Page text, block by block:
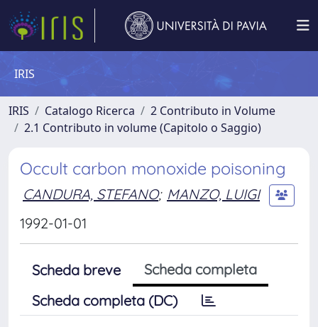
IRIS
IRIS Catalogo Ricerca
2 Contributo in Volume
2.1 Contributo in volume (Capitolo o Saggio)
Occult carbon monoxide poisoning
CANDURA, STEFANO; MANZO, LUIGI
1992-01-01
Scheda breve
Scheda completa
Scheda completa (DC)